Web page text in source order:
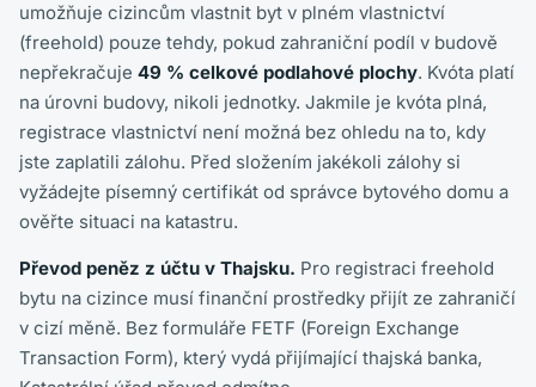
umožňuje cizincům vlastnit byt v plném vlastnictví
(freehold) pouze tehdy, pokud zahraniční podíl v budově
nepřekračuje 49 % celkové podlahové plochy. Kvóta platí
na úrovni budovy, nikoli jednotky. Jakmile je kvóta plná,
registrace vlastnictví není možná bez ohledu na to, kdy
jste zaplatili zálohu. Před složením jakékoli zálohy si
vyžádejte písemný certifikát od správce bytového domu a
ověřte situaci na katastru.
Převod peněz z účtu v Thajsku. Pro registraci freehold
bytu na cizince musí finanční prostředky přijít ze zahraničí
v cizí měně. Bez formuláře FETF (Foreign Exchange
Transaction Form), který vydá přijímající thajská banka,